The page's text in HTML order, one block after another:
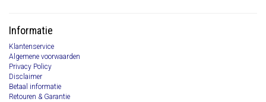
Informatie
Klantenservice
Algemene voorwaarden
Privacy Policy
Disclaimer
Betaal informatie
Retouren & Garantie